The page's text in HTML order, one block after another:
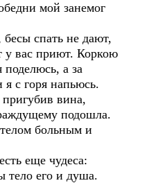
мой занемог
спать не дают,
у вас приют. Коркою
поделюсь, а за
я с горя напьюсь.
вина,
подошла.
больным и
еще чудеса:
тело его и душа.